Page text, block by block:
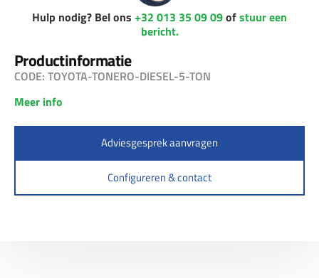
Hulp nodig? Bel ons +32 013 35 09 09ofstuur een
bericht.
Productinformatie
CODE: TOYOTA-TONERO-DIESEL-5-TON
Meer info
Adviesgesprek aanvragen
Configureren & contact